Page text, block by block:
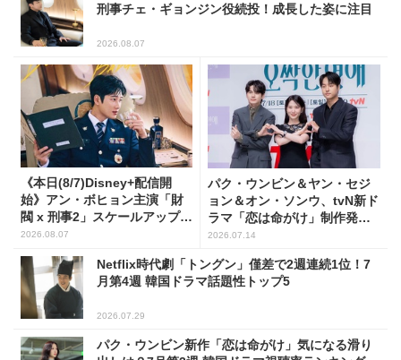
刑事チェ・ギョンジン役続投！成長した姿に注目
2026.08.07
《本日(8/7)Disney+配信開
始》アン・ボヒョン主演「財
閥 x 刑事2」スケールアップし
たFLEX捜査に注目
2026.08.07
パク・ウンビン＆ヤン・セジ
ョン＆オン・ソンウ、tvN新ド
ラマ「恋は命がけ」制作発表
会に出席！(PHOTO18枚)
2026.07.14
Netflix時代劇「トングン」僅差で2週連続1位！7
月第4週 韓国ドラマ話題性トップ5
2026.07.29
パク・ウンビン新作「恋は命がけ」気になる滑り